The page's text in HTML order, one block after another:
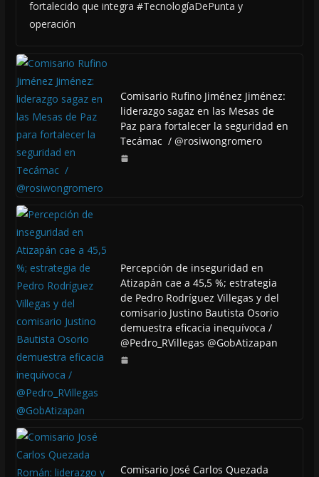
fortalecido que integra #TecnologíaDePunta y
operación
Comisario Rufino Jiménez Jiménez:
liderazgo sagaz en las Mesas de
Paz para fortalecer la seguridad en
Tecámac / @rosiwongromero
Percepción de inseguridad en
Atizapán cae a 45,5 %; estrategia
de Pedro Rodríguez Villegas y del
comisario Justino Bautista Osorio
demuestra eficacia inequívoca /
@Pedro_RVillegas @GobAtizapan
Comisario José Carlos Quezada